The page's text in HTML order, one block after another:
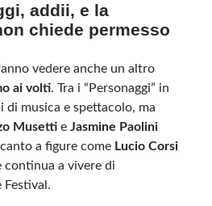
addii, e la
chiede permesso
vedere anche un altro
ai volti. Tra i “Personaggi” in
di musica e spettacolo, ma
Musetti eJasmine Paolini
a figure come Lucio Corsi
continua a vivere di
Festival.